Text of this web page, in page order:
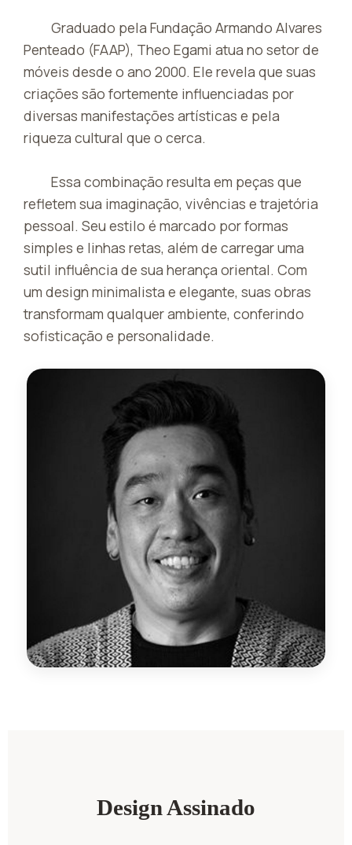
Graduado pela Fundação Armando Alvares
Penteado (FAAP), Theo Egami atua no setor de
móveis desde o ano 2000. Ele revela que suas
criações são fortemente influenciadas por
diversas manifestações artísticas e pela
riqueza cultural que o cerca.
Essa combinação resulta em peças que
refletem sua imaginação, vivências e trajetória
pessoal. Seu estilo é marcado por formas
simples e linhas retas, além de carregar uma
sutil influência de sua herança oriental. Com
um design minimalista e elegante, suas obras
transformam qualquer ambiente, conferindo
sofisticação e personalidade.
Design Assinado